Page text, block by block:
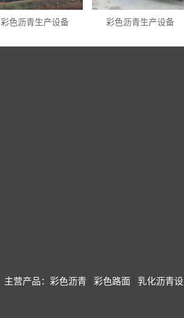
彩色沥青生产设备 彩色沥青生产设备
主营产品： 彩色沥青 彩色路面 乳化沥青设